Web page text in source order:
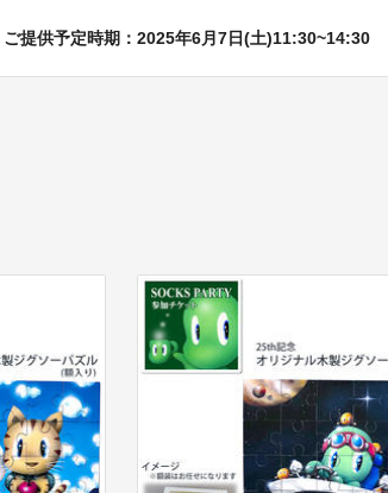
ご提供予定時期：2025年6月7日(土)11:30~14:30